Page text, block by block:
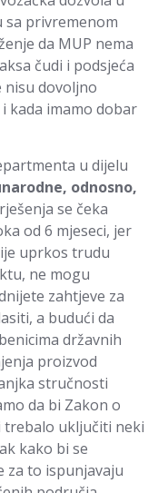
sa privremenom
da MUP nema
čudi i podsjeća
nisu dovoljno
kada imamo dobar
u dijelu
odnosno,
se čeka
od 6 mjeseci, jer
uprkos trudu
ne mogu
zahtjeve za
a budući da
državnih
proizvod
stručnosti
da bi Zakon o
uključiti neki
kako bi se
za to ispunjavaju